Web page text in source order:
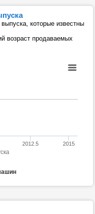
которые известны
возраст продаваемых
2012.5 2015